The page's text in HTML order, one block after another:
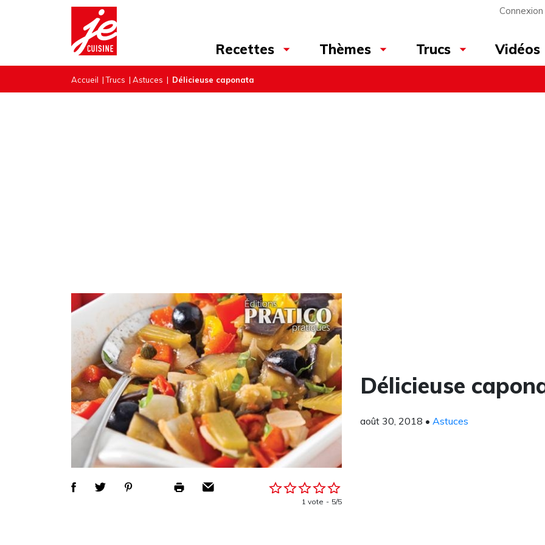
Connexion
Recettes Thèmes Trucs Vidéos
Accueil |Trucs | Astuces | Délicieuse caponata
1 vote 5/5
Délicieuse
août 30, 2018 • Astuces